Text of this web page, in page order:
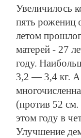
Увеличилось
пять рожениц
летом
матерей - 27
году.
3,2 — 3,4 кг. А
(против 52
этом году в
Улучшение